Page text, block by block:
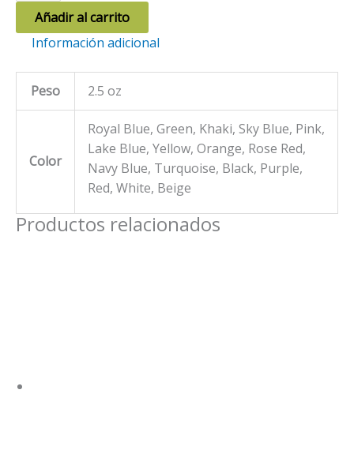
PR
HEART
cantidad
Añadir al carrito
Información adicional
Peso 2.5 oz
Color
Royal Blue, Green, Khaki, Sky Blue, Pink,
Lake Blue, Yellow, Orange, Rose Red,
Navy Blue, Turquoise, Black, Purple,
Red, White, Beige
Productos relacionados